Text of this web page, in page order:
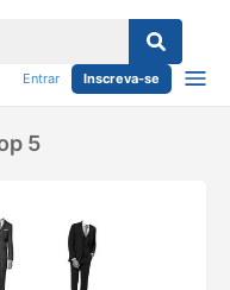
Entrar Inscreva-se
5